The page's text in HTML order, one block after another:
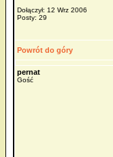
Dołączył: 12 Wrz 2006
Posty: 29
Powrót do góry
pernat
Gość